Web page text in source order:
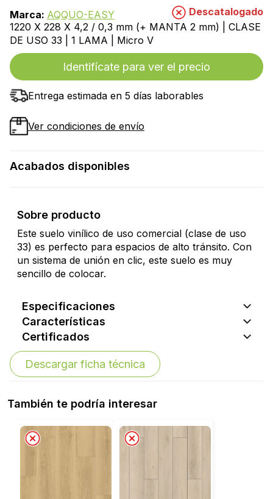
Marca: AQQUO-EASY
Descatalogado
1220 X 228 X 4,2 / 0,3 mm (+ MANTA 2 mm) | CLASE
DE USO 33 | 1 LAMA | Micro V
Identifícate para ver el precio
Entrega estimada en 5 días laborables
Ver condiciones de envío
Acabados disponibles
Sobre producto
Este suelo vinílico de uso comercial (clase de uso
33) es perfecto para espacios de alto tránsito. Con
un sistema de unión en clic, este suelo es muy
sencillo de colocar.
Especificaciones
Características
Certificados
Descargar ficha técnica
También te podría interesar